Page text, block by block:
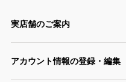
実店舗のご案内
アカウント情報の登録・編集